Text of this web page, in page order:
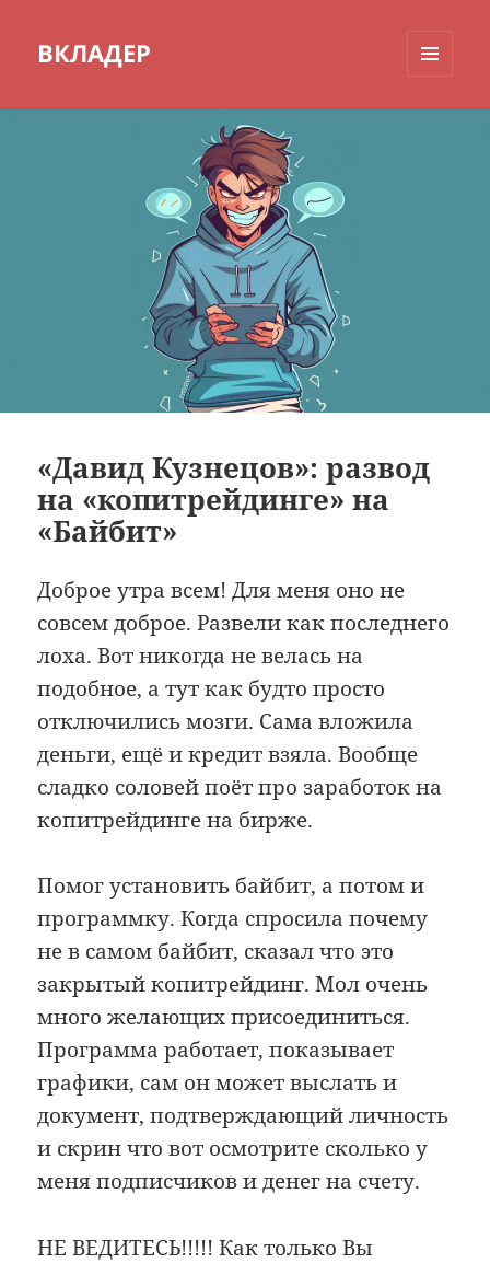
ВКЛАДЕР
«Давид Кузнецов»: развод
на «копитрейдинге» на
«Байбит»
Доброе утра всем! Для меня оно не
совсем доброе. Развели как последнего
лоха. Вот никогда не велась на
подобное, а тут как будто просто
отключились мозги. Сама вложила
деньги, ещё и кредит взяла. Вообще
сладко соловей поёт про заработок на
копитрейдинге на бирже.
Помог установить байбит, а потом и
программку. Когда спросила почему
не в самом байбит, сказал что это
закрытый копитрейдинг. Мол очень
много желающих присоединиться.
Программа работает, показывает
графики, сам он может выслать и
документ, подтверждающий личность
и скрин что вот осмотрите сколько у
меня подписчиков и денег на счету.
НЕ ВЕДИТЕСЬ!!!!! Как только Вы